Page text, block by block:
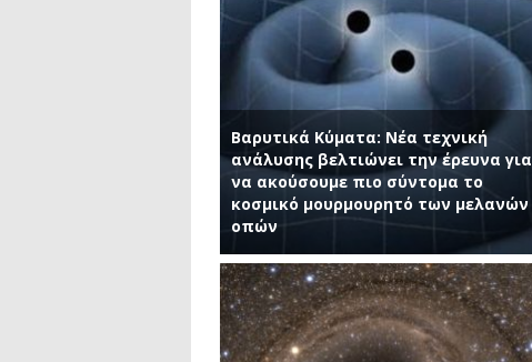
Βαρυτικά Κύματα: Νέα τεχνική
ανάλυσης βελτιώνει την έρευνα για
να ακούσουμε πιο σύντομα το
κοσμικό μουρμουρητό των μελανών
οπών